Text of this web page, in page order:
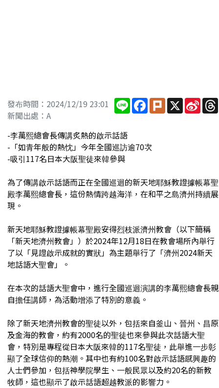
發布時間：2024/12/19 23:01
新聞出處：A
Line Facebook
PlurkX Sina
-李萬熙總會長傳講炙熱的啟示話語
-「如青年般的熱忱」今年全國巡訪逾70次
-吸引117名日本大阪聖徒來韓參與
為了傳講啟示話語而正在全國巡迴的新天地耶穌教證據帳幕聖
殿李萬熙總會長，這份熱情跨越海洋，在和平之島濟州持續展
現。
新天地耶穌教證據帳幕聖殿安得烈枝派濟州教會（以下簡稱
「新天地濟州教會」）於2024年12月18日在教會場所內舉行
了以「見證啟示成就的實狀」為主題舉行了「濟州2024新天
地話語大聖會」。
在本次的話語大聖會中，進行全國巡迴演講的李萬熙總會長親
自擔任講師，為活動增添了特別的意義。
除了新天地濟州教會的聖徒以外，包括來自釜山、晉州、昌原
及金海的教會，約有2000名的聖徒也來參與此次話語大聖
會，特別是專程從日本大阪來韓的117名聖徒，此舉進一步彰
顯了全球信仰的熱潮。其中也有約100名對啟示話語感興趣的
人士們參加，包括神學院學生、一般民眾以及約20名的新教
牧師，這也顯示了啟示話語超越教派的影響力。